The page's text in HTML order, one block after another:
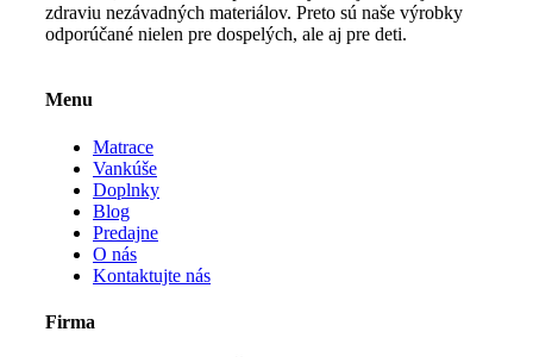
zdraviu nezávadných materiálov. Preto sú naše výrobky
odporúčané nielen pre dospelých, ale aj pre deti.
Menu
Matrace
Vankúše
Doplnky
Blog
Predajne
O nás
Kontaktujte nás
Firma